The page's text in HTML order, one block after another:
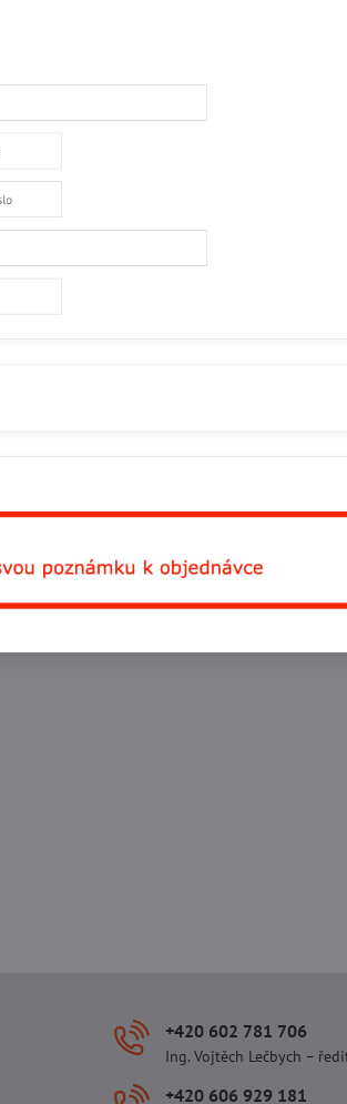
Zatím bez hodnocení.
FacebookTwitterBluesky
+420 602 781 706
Ing. Vojtěch Lečbych –
+420 606 929 181